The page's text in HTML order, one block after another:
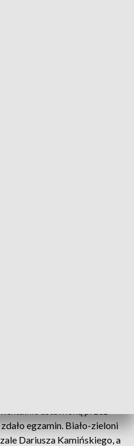
egzamin. Biało-zieloni
Dariusza Kamińskiego, a